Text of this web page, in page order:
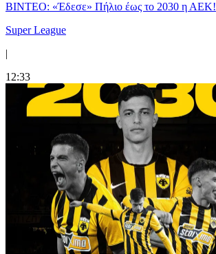
ΒΙΝΤΕΟ: «Έδεσε» Πήλιο έως το 2030 η ΑΕΚ!
Super League
|
12:33